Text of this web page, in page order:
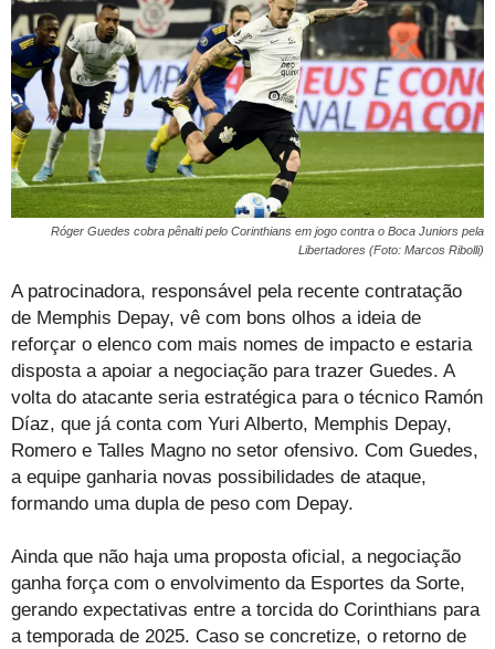
Róger Guedes cobra pênalti pelo Corinthians em jogo contra o Boca Juniors pela
Libertadores (Foto: Marcos Ribolli)
A patrocinadora, responsável pela recente contratação
de Memphis Depay, vê com bons olhos a ideia de
reforçar o elenco com mais nomes de impacto e estaria
disposta a apoiar a negociação para trazer Guedes. A
volta do atacante seria estratégica para o técnico Ramón
Díaz, que já conta com Yuri Alberto, Memphis Depay,
Romero e Talles Magno no setor ofensivo. Com Guedes,
a equipe ganharia novas possibilidades de ataque,
formando uma dupla de peso com Depay.
Ainda que não haja uma proposta oficial, a negociação
ganha força com o envolvimento da Esportes da Sorte,
gerando expectativas entre a torcida do Corinthians para
a temporada de 2025. Caso se concretize, o retorno de